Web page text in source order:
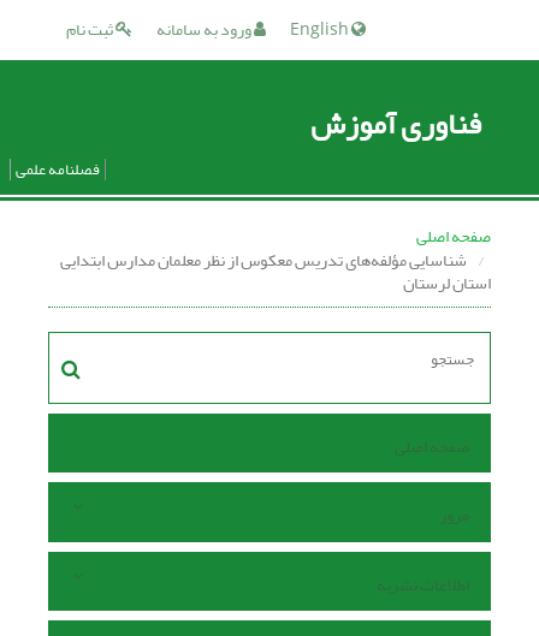
ثبت نام ورود به سامانه
فناوری آموزش
فصلنامه علمی
صفحه اصلی
شناسایی مؤلفه‌های تدریس معکوس از نظر معلمان مدارس ابتدایی
استان لرستان
صفحه اصلی
مرور
اطلاعات نشریه